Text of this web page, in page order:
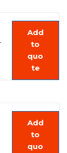
Add
to
quo
te
Add
to
quo